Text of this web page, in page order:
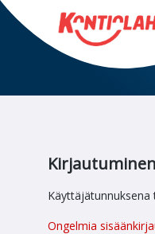
Kirjautuminen
Ongelmia